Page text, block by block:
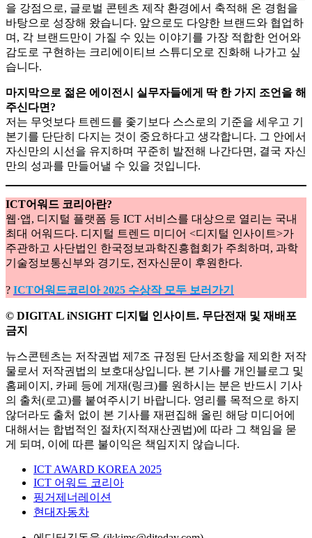
을 강점으로, 글로벌 콘텐츠 제작 환경에서 축적해 온 경험을
바탕으로 성장해 왔습니다. 앞으로도 다양한 브랜드와 협업하
며, 각 브랜드만이 가질 수 있는 이야기를 가장 적합한 언어와
감도로 구현하는 크리에이티브 스튜디오로 진화해 나가고 싶
습니다.
마지막으로 젊은 에이전시 실무자들에게 딱 한 가지 조언을 해
주신다면?
저는 무엇보다 트렌드를 좇기보다 스스로의 기준을 세우고 기
본기를 단단히 다지는 것이 중요하다고 생각합니다. 그 안에서
자신만의 시선을 유지하며 꾸준히 발전해 나간다면, 결국 자신
만의 성과를 만들어낼 수 있을 것입니다.
ICT어워드 코리아란?
웹·앱, 디지털 플랫폼 등 ICT 서비스를 대상으로 열리는 국내
최대 어워드다. 디지털 트렌드 미디어 <디지털 인사이트>가
주관하고 사단법인 한국정보과학진흥협회가 주최하며, 과학
기술정보통신부와 경기도, 전자신문이 후원한다.
? ICT어워드코리아 2025 수상작 모두 보러가기
© DIGITAL iNSIGHT 디지털 인사이트. 무단전재 및 재배포
금지
뉴스콘텐츠는 저작권법 제7조 규정된 단서조항을 제외한 저작
물로서 저작권법의 보호대상입니다. 본 기사를 개인블로그 및
홈페이지, 카페 등에 게재(링크)를 원하시는 분은 반드시 기사
의 출처(로고)를 붙여주시기 바랍니다. 영리를 목적으로 하지
않더라도 출처 없이 본 기사를 재편집해 올린 해당 미디어에
대해서는 합법적인 절차(지적재산권법)에 따라 그 책임을 묻
게 되며, 이에 따른 불이익은 책임지지 않습니다.
ICT AWARD KOREA 2025
ICT 어워드 코리아
핑거제너레이션
현대자동차